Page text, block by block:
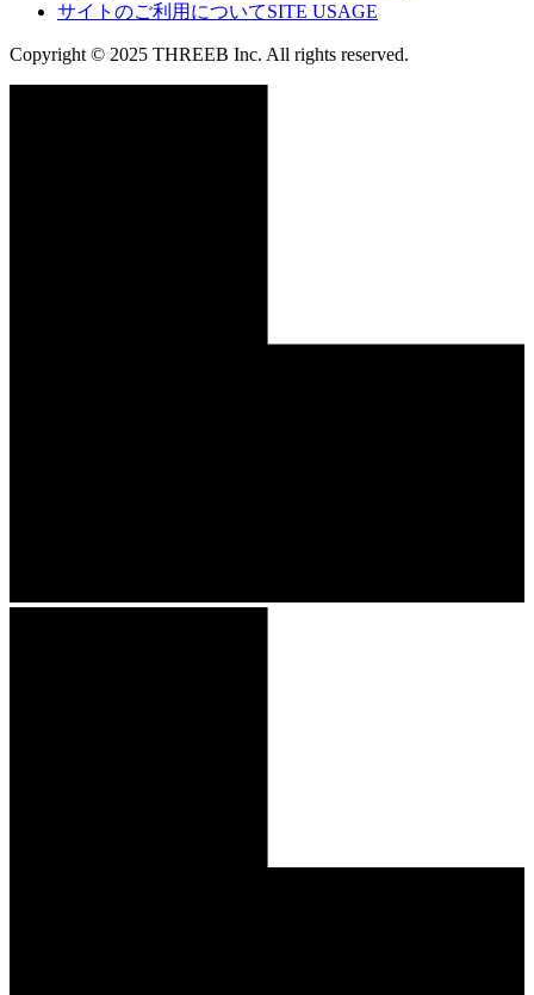
サイトのご利用についてSITE USAGE
Copyright © 2025 THREEB Inc. All rights reserved.